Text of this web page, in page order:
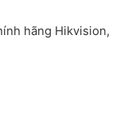
hãng Hikvision,